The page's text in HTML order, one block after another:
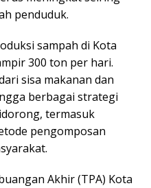
penduduk.
sampah di Kota
300 ton per hari.
sisa makanan dan
berbagai strategi
termasuk
pengomposan
Akhir (TPA) Kota